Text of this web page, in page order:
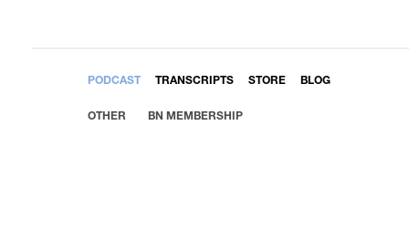
PODCAST TRANSCRIPTS STORE BLOG
OTHER BN MEMBERSHIP